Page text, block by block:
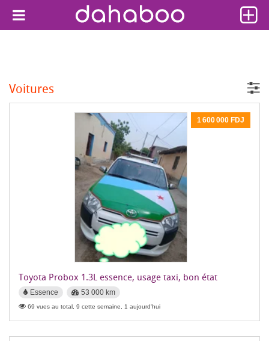
Voitures
1 600 000 FDJ
Toyota Probox 1.3L essence, usage taxi, bon état
Essence 53 000 km
69 vues au total, 9 cette semaine, 1 aujourd'hui